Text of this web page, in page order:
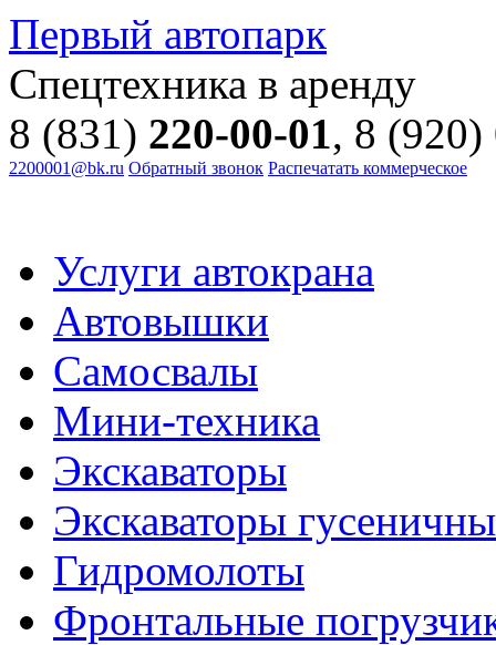
Первый автопарк
Спецтехника в аренду
8 (831) 220-00-01, 8 (920)
2200001@bk.ru Обратный звонок Распечатать коммерческое
Услуги автокрана
Автовышки
Самосвалы
Мини-техника
Экскаваторы
Экскаваторы
Гидромолоты
Фронтальные